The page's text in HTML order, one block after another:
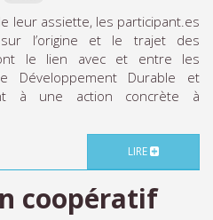
leur assiette, les participant.es
sur l’origine et le trajet des
le lien avec et entre les
Développement Durable et
à une action concrète à
LIRE
coopératif